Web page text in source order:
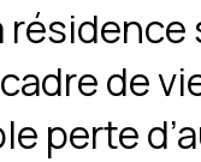
de
perte